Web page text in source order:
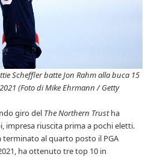
Scheffler batte Jon Rahm alla buca 15
(Foto di Mike Ehrmann / Getty
giro del The Northern Trustha
impresa riuscita prima a pochi eletti.
terminato al quarto posto il PGA
ha ottenuto tre top 10 in